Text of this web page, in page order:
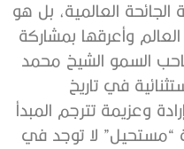
الجائحة العالمية، بل هو
وأعرقها بمشاركة
السمو الشيخ محمد
في تاريخ
وعزيمة تترجم المبدأ
“مستحيل” لا توجد في